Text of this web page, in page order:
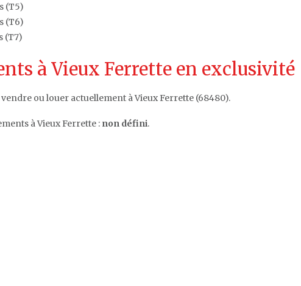
(T5)
(T6)
(T7)
à Vieux Ferrette en exclusivité
vendre ou louer actuellement à Vieux Ferrette (68480).
à Vieux Ferrette : non défini.